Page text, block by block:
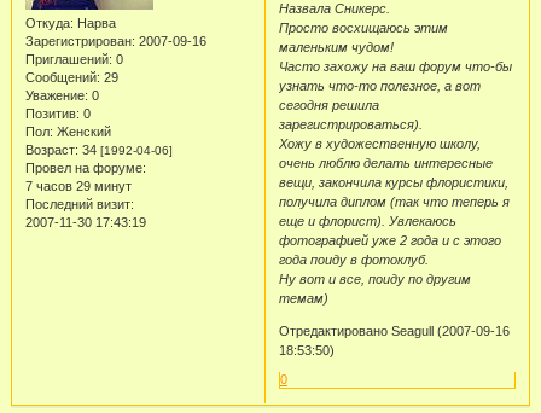
Откуда: Нарва
Зарегистрирован: 2007-09-16
Приглашений: 0
Сообщений: 29
Уважение: 0
Позитив: 0
Пол: Женский
Возраст: 34 [1992-04-06]
Провел на форуме:
7 часов 29 минут
Последний визит:
2007-11-30 17:43:19
Назвала Сникерс.
Просто восхищаюсь этим
маленьким чудом!
Часто захожу на ваш форум что-бы
узнать что-то полезное, а вот
сегодня решила
зарегистрироваться).
Хожу в художественную школу,
очень люблю делать интересные
вещи, закончила курсы флористики,
получила диплом (так что теперь я
еще и флорист). Увлекаюсь
фотографией уже 2 года и с этого
года поиду в фотоклуб.
Ну вот и все, поиду по другим
темам)
Отредактировано Seagull (2007-09-16
18:53:50)
0